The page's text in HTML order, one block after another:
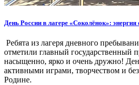
День России в лагере «Соколёнок»:
Ребята из лагеря дневного
отметили главный государственный
насыщенно, ярко и очень дружно!
активными играми, творчеством и
Родине.